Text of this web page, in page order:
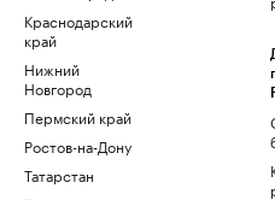
Краснодарский
край
Нижний
Новгород
Пермский край
Ростов-на-Дону
Татарстан